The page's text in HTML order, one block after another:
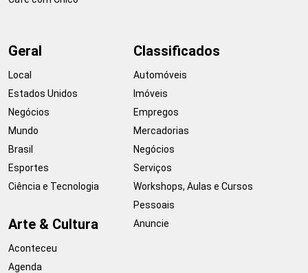
Geral
Local
Estados Unidos
Negócios
Mundo
Brasil
Esportes
Ciência e Tecnologia
Arte & Cultura
Aconteceu
Agenda
Classificados
Automóveis
Imóveis
Empregos
Mercadorias
Negócios
Serviços
Workshops, Aulas e Cursos
Pessoais
Anuncie